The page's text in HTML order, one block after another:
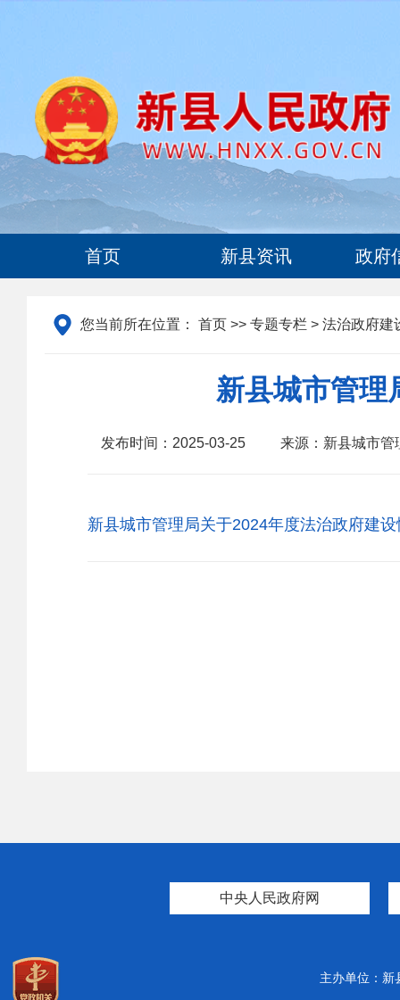
首页 新县资讯 政府
您当前所在位置： 首页 >> 专题专栏 > 法治政府建
新县城市管理
发布时间：2025-03-25 来源：新县城市管
新县城市管理局关于2024年度法治政府建
中央人民政府网
主办单位：新